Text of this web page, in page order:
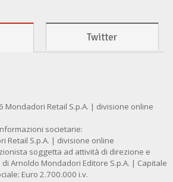
Twitter
Mondadori Retail S.p.A. | divisione online
societarie:
Retail S.p.A. | divisione online
soggetta ad attività di direzione e
Arnoldo Mondadori Editore S.p.A. | Capitale
Euro 2.700.000 i.v.